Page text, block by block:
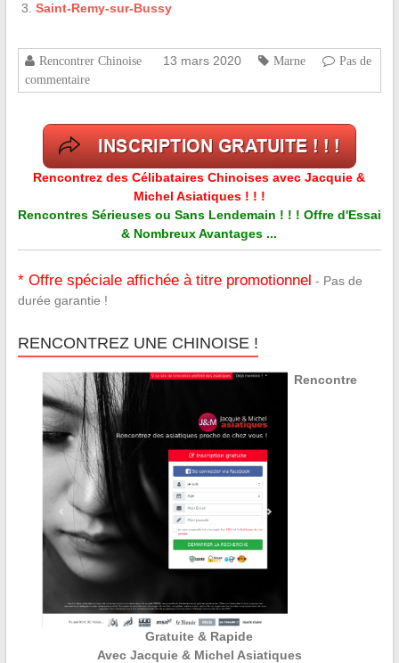
Saint-Remy-sur-Bussy
Rencontrer Chinoise 13 mars 2020 Marne
Pas de
commentaire
Rencontrez des Célibataires Chinoises avec Jacquie &
Michel Asiatiques ! ! !
Rencontres Sérieuses ou Sans Lendemain ! ! ! Offre d'Essai
& Nombreux Avantages ...
* Offre spéciale affichée à titre promotionnel - Pas de
durée garantie !
RENCONTREZ UNE CHINOISE !
Rencontre
Gratuite & Rapide
Avec Jacquie & Michel Asiatiques